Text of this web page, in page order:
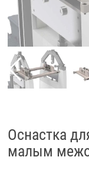
Оснастка
малым